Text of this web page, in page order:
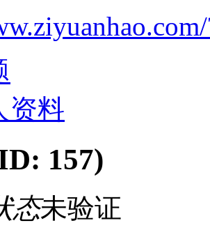
资料
157)
态未验证